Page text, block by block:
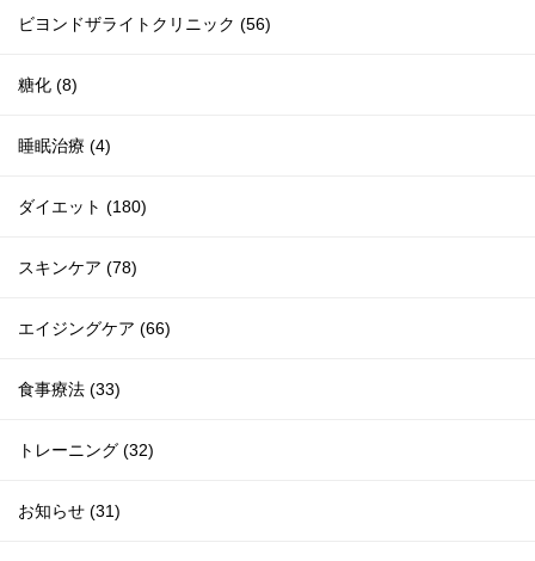
ビヨンドザライトクリニック (56)
糖化 (8)
睡眠治療 (4)
ダイエット (180)
スキンケア (78)
エイジングケア (66)
食事療法 (33)
トレーニング (32)
お知らせ (31)